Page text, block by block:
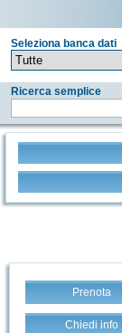
Seleziona banca dati
Ricerca semplice
Prenota
Chiedi info